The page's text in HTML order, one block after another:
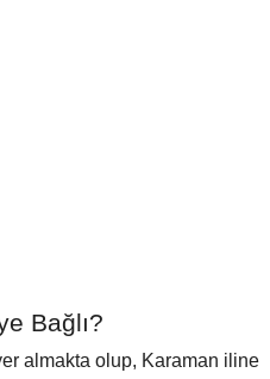
Bağlı?
almakta olup, Karaman iline